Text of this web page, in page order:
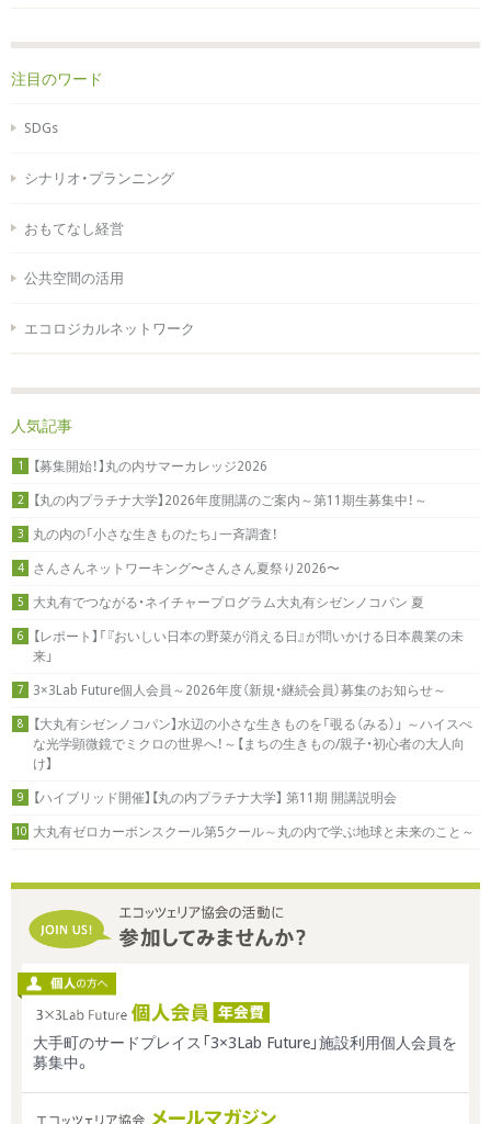
注目のワード
SDGs
シナリオ・プランニング
おもてなし経営
公共空間の活用
エコロジカルネットワーク
人気記事
1 【募集開始！】丸の内サマーカレッジ2026
2 【丸の内プラチナ大学】2026年度開講のご案内～第11期生募集中！～
3 丸の内の「小さな生きものたち」一斉調査！
4 さんさんネットワーキング〜さんさん夏祭り2026〜
5 大丸有でつながる・ネイチャープログラム大丸有シゼンノコパン 夏
6
【レポート】「『おいしい日本の野菜が消える日』が問いかける日本農業の未
来」
7 3×3Lab Future個人会員～2026年度（新規・継続会員）募集のお知らせ～
8
【大丸有シゼンノコパン】水辺の小さな生きものを「覗る（みる）」 ～ハイスぺ
な光学顕微鏡でミクロの世界へ！～【まちの生きもの/親子・初心者の大人向
け】
9 【ハイブリッド開催】【丸の内プラチナ大学】 第11期 開講説明会
10 大丸有ゼロカーボンスクール第5クール～丸の内で学ぶ地球と未来のこと～
大手町のサードプレイス「3×3Lab Future」施設利用個人会員を
募集中。